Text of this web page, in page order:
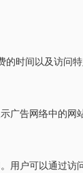
的时间以及访问
广告网络中的网
用户可以通过访